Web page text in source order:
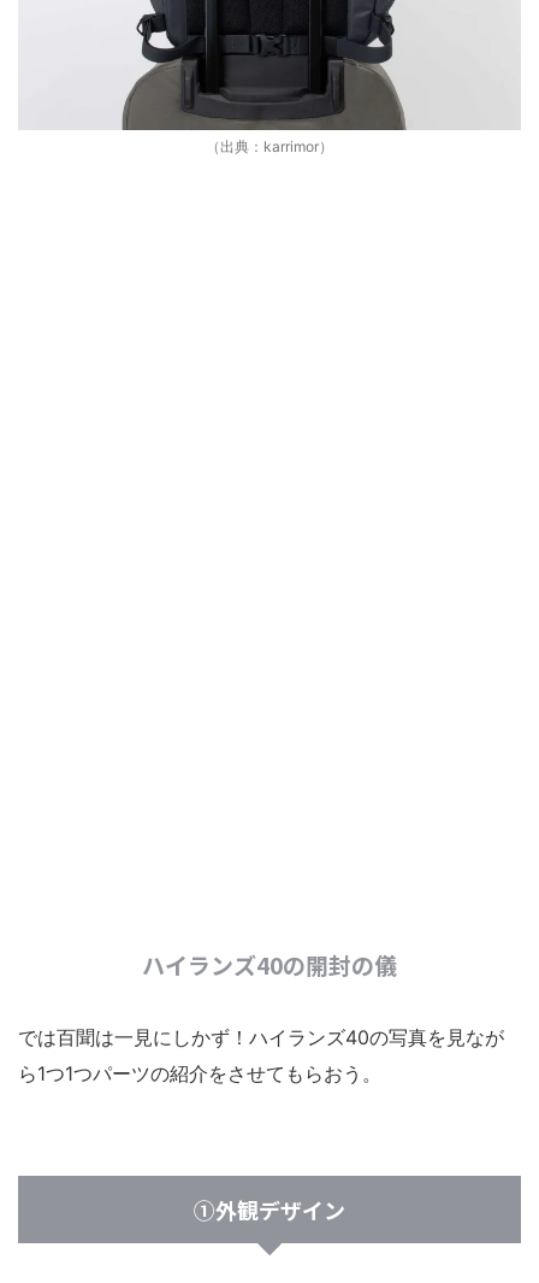
（出典：karrimor）
ハイランズ40の開封の儀
では百聞は一見にしかず！ハイランズ40の写真を見なが
ら1つ1つパーツの紹介をさせてもらおう。
①外観デザイン